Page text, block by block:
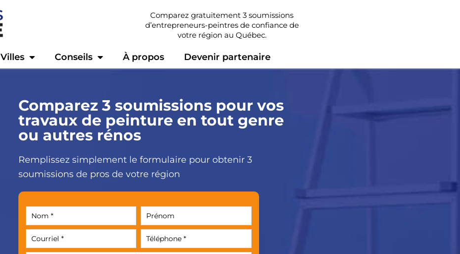
Comparez gratuitement 3 soumissions
d’entrepreneurs-peintres de confiance de
votre région au Québec.
Villes Conseils À propos Devenir partenaire
Comparez 3 soumissions pour vos
travaux de peinture en tout genre
ou autres rénos
Remplissez simplement le formulaire pour obtenir 3
soumissions de pros de votre région